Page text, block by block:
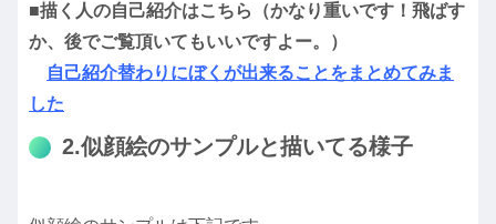
■描く人の自己紹介はこちら（かなり重いです！飛ばす
か、後でご覧頂いてもいいですよー。）
自己紹介替わりにぼくが出来ることをまとめてみま
した
2.似顔絵のサンプルと描いてる様子